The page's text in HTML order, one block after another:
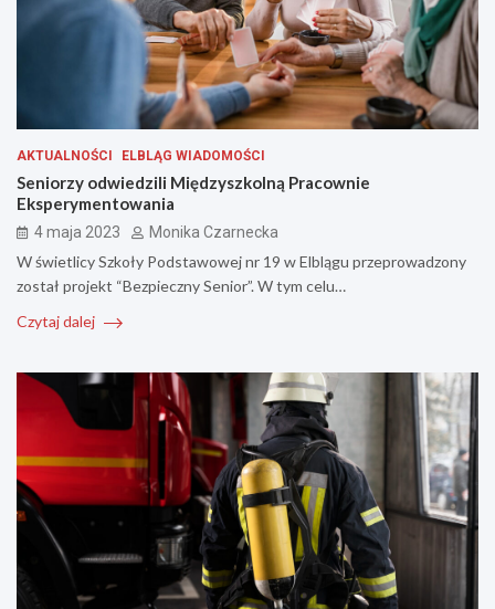
AKTUALNOŚCI ELBLĄG WIADOMOŚCI
Seniorzy odwiedzili Międzyszkolną Pracownie
Eksperymentowania
4 maja 2023 Monika Czarnecka
W świetlicy Szkoły Podstawowej nr 19 w Elblągu przeprowadzony
został projekt “Bezpieczny Senior”. W tym celu…
Czytaj dalej